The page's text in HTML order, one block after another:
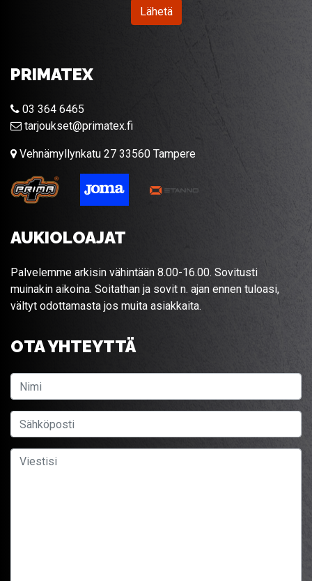
Lähetä
PRIMATEX
03 364 6465
tarjoukset@primatex.fi
Vehnämyllynkatu 27 33560 Tampere
AUKIOLOAJAT
Palvelemme arkisin vähintään 8.00-16.00. Sovitusti
muinakin aikoina. Soitathan ja sovit n. ajan ennen tuloasi,
vältyt odottamasta jos muita asiakkaita.
OTA YHTEYTTÄ